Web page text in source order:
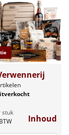
stuk
Inhoud